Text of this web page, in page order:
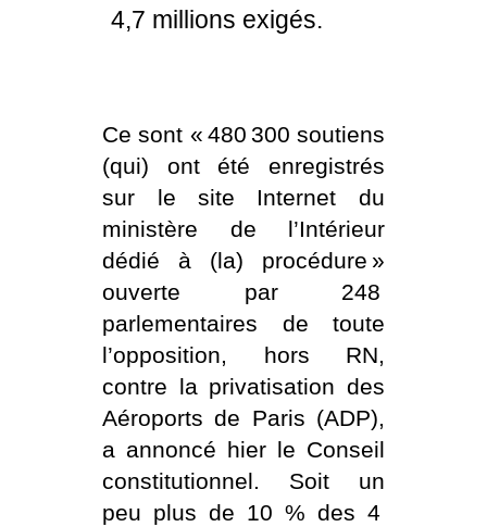
4,7 millions exigés.
Ce sont « 480 300 soutiens
(qui) ont été enregistrés
sur le site Internet du
ministère de l’Intérieur
dédié à (la) procédure »
ouverte par 248
parlementaires de toute
l’opposition, hors RN,
contre la privatisation des
Aéroports de Paris (ADP),
a annoncé hier le Conseil
constitutionnel. Soit un
peu plus de 10 % des 4